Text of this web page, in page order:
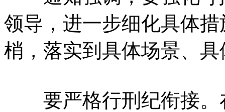
领导，进一步细化具体
梢，落实到具体场景、
要严格行刑纪衔接。